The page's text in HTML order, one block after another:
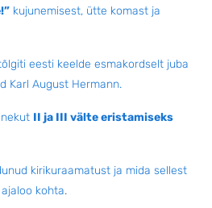
kujunemisest, ütte komast ja
eesti keelde esmakordselt juba
Karl August Hermann.
II ja III välte eristamiseks
kirikuraamatust ja mida sellest
ajaloo kohta.